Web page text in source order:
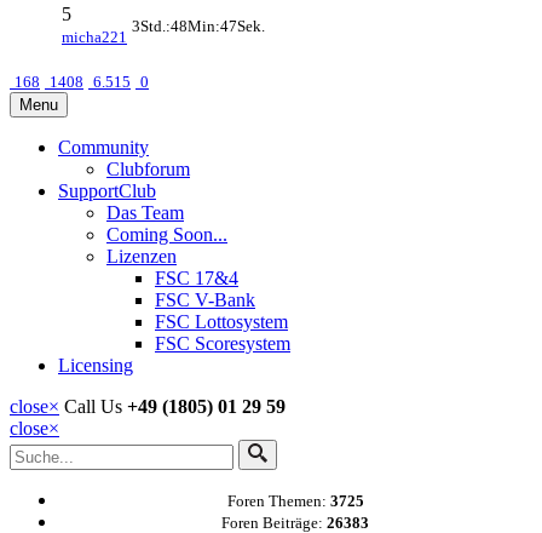
5
micha221
3Std.:48Min:47Sek.
168 1408 6.515 0
Menu
Community
Clubforum
SupportClub
Das Team
Coming Soon...
Lizenzen
FSC 17&4
FSC V-Bank
FSC Lottosystem
FSC Scoresystem
Licensing
close× Call Us +49 (1805) 01 29 59
close×
Foren Themen: 3725
Foren Beiträge: 26383